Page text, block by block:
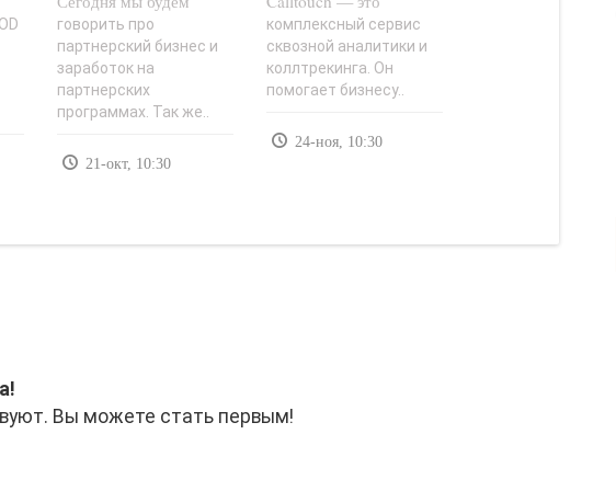
«Заработок в..
говорить про
партнерский бизнес и
заработок на
партнерских
программах. Так же..
21-окт, 10:30
настроить,
тарифы -..
комплексный сервис
сквозной аналитики и
коллтрекинга. Он
помогает бизнесу..
24-ноя, 10:30
Вы можете стать первым!